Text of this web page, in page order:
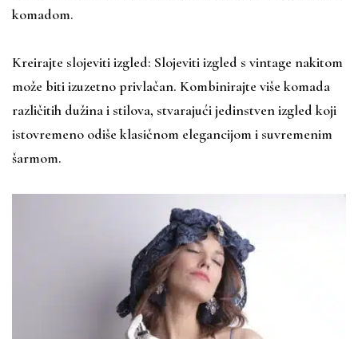
komadom.
Kreirajte slojeviti izgled: Slojeviti izgled s vintage nakitom
može biti izuzetno privlačan. Kombinirajte više komada
različitih dužina i stilova, stvarajući jedinstven izgled koji
istovremeno odiše klasičnom elegancijom i suvremenim
šarmom.